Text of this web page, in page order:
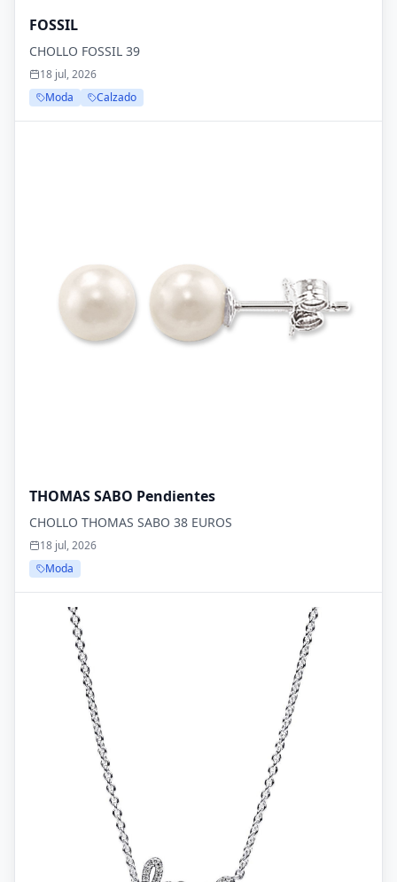
FOSSIL
CHOLLO FOSSIL 39
18 jul, 2026
Moda
Calzado
THOMAS SABO Pendientes
CHOLLO THOMAS SABO 38 EUROS
18 jul, 2026
Moda